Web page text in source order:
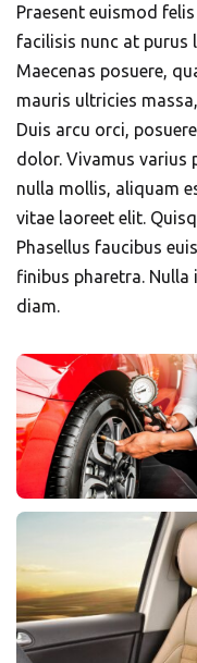
Praesent euismod
facilisis nunc at purus
Maecenas posuere,
mauris ultricies
Duis arcu orci,
dolor. Vivamus varius
nulla mollis, aliquam
vitae laoreet elit.
Phasellus faucibus
finibus pharetra.
diam.